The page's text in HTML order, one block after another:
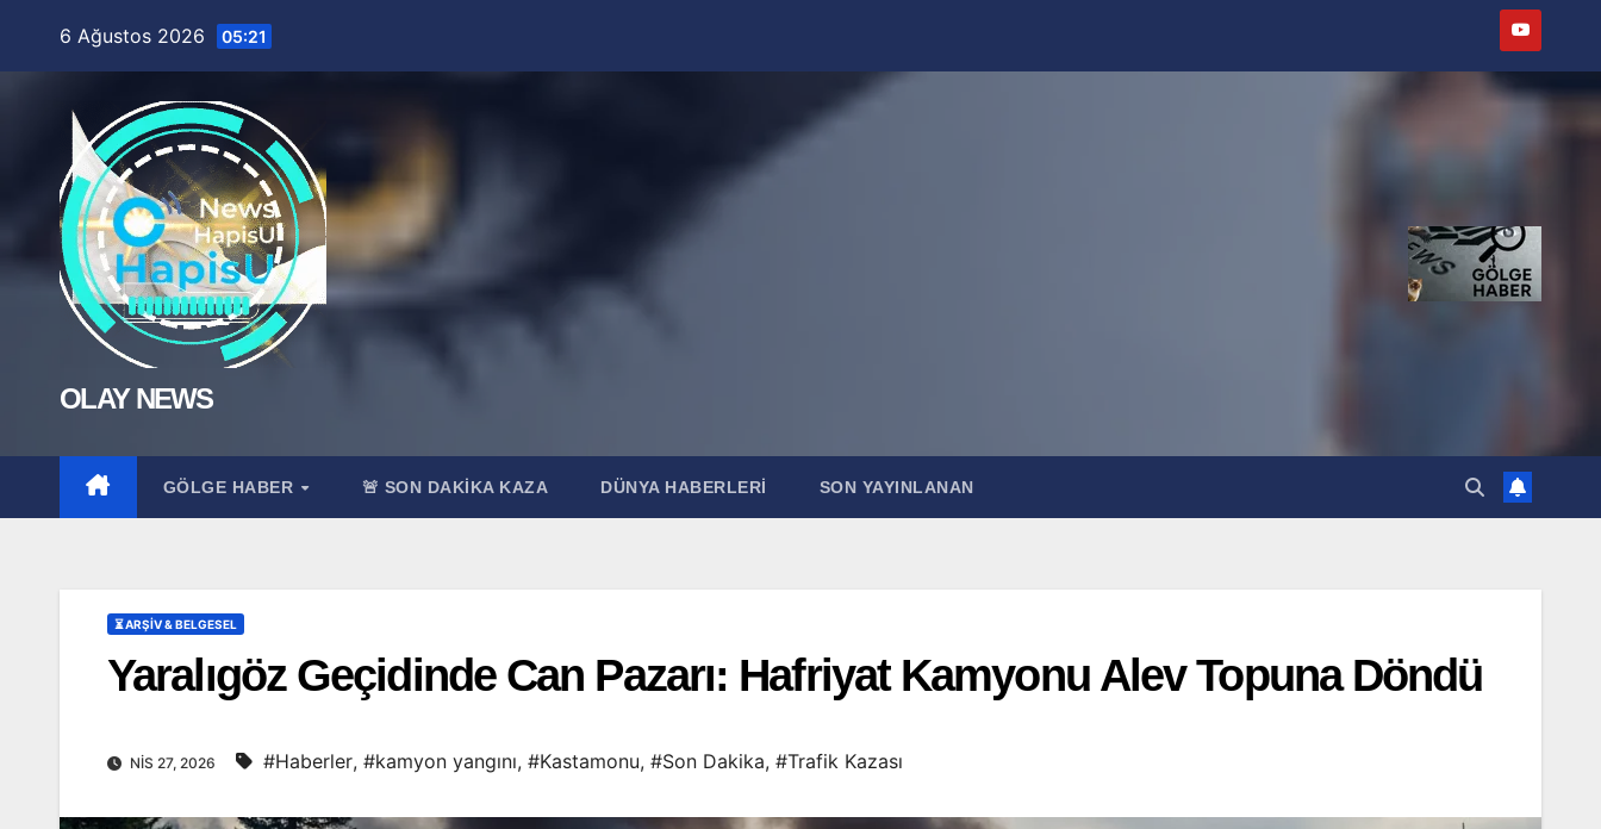
6 Ağustos 2026 05:21
OLAY NEWS
GÖLGE HABER 🚨 SON DAKİKA KAZA DÜNYA HABERLERI SON YAYINLANAN
⏳ ARŞİV & BELGESEL
Yaralıgöz Geçidinde Can Pazarı: Hafriyat Kamyonu Alev Topuna Döndü
NIS 27, 2026 #Haberler, #kamyon yangını, #Kastamonu, #Son Dakika, #Trafik Kazası